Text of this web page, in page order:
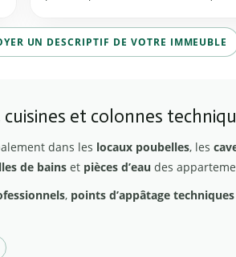
UN DESCRIPTIF DE VOTRE IMMEUBLE
et colonnes
dans les locaux poubelles, les
de bains et pièces d’eau des
, points d’appâtage techniques